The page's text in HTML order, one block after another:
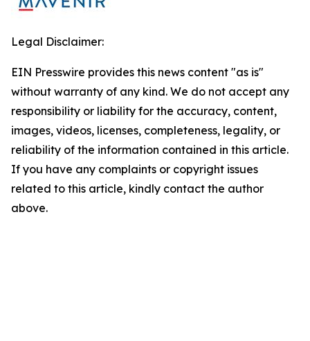
Legal Disclaimer:
EIN Presswire provides this news content "as is"
without warranty of any kind. We do not accept any
responsibility or liability for the accuracy, content,
images, videos, licenses, completeness, legality, or
reliability of the information contained in this article.
If you have any complaints or copyright issues
related to this article, kindly contact the author
above.